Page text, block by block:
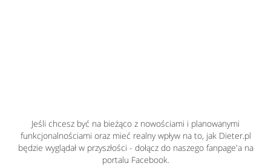
Jeśli chcesz być na bieżąco z nowościami i planowanymi
funkcjonalnościami oraz mieć realny wpływ na to, jak Dieter.pl
będzie wyglądał w przyszłości - dołącz do naszego fanpage'a na
portalu Facebook.